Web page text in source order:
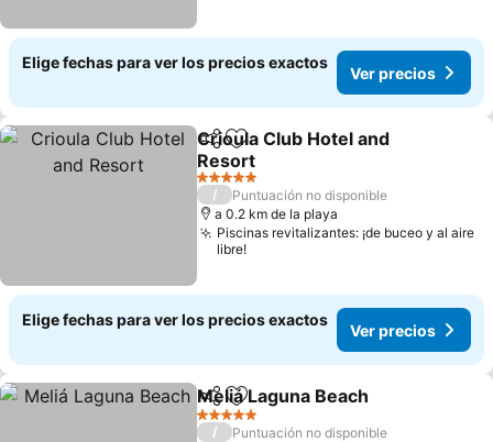
Elige fechas para ver los precios exactos
Ver precios
CompartirAgregar a favoritos
Crioula Club Hotel and
Resort
Ver precios
5 Estrellas
/
Puntuación no disponible
a 0.2 km de la playa
Piscinas revitalizantes: ¡de buceo y al aire
libre!
Elige fechas para ver los precios exactos
Ver precios
CompartirAgregar a favoritos
Meliá Laguna Beach
5 Estrellas
/
Puntuación no disponible